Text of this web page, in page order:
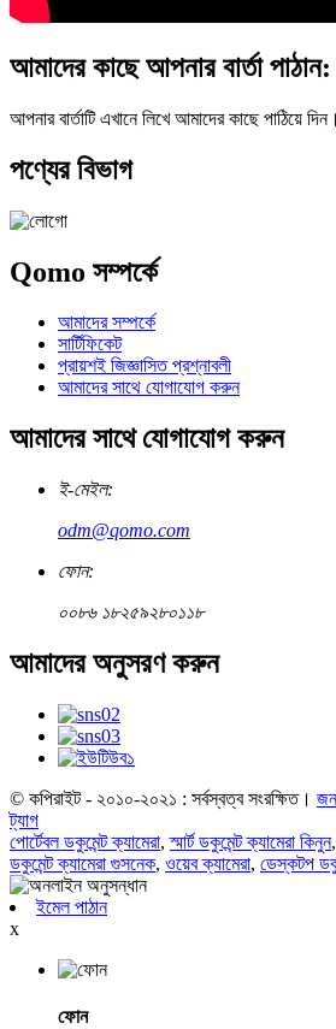
আমাদের কাছে আপনার বার্তা পাঠান:
আপনার বার্তাটি এখানে লিখে আমাদের কাছে পাঠিয়ে দিন।
পণ্যের বিভাগ
Qomo সম্পর্কে
আমাদের সম্পর্কে
সার্টিফিকেট
প্রায়শই জিজ্ঞাসিত প্রশ্নাবলী
আমাদের সাথে যোগাযোগ করুন
আমাদের সাথে যোগাযোগ করুন
ই-মেইল:
odm@qomo.com
ফোন:
০০৮৬ ১৮২৫৯২৮০১১৮
আমাদের অনুসরণ করুন
© কপিরাইট - ২০১০-২০২১ : সর্বস্বত্ব সংরক্ষিত।
ট্যাগ
পোর্টেবল ডকুমেন্ট ক্যামেরা,স্মার্ট ডকুমেন্ট ক্যামেরা কিনুন,
ডকুমেন্ট ক্যামেরা গুসনেক, ওয়েব ক্যামেরা, ডেস্কটপ
ইমেল পাঠান
x
ফোন